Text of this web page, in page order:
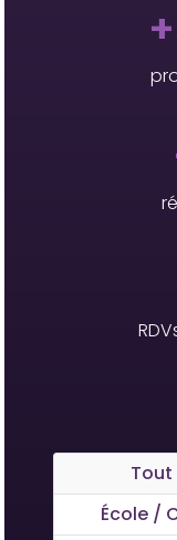
+
Tout
École /